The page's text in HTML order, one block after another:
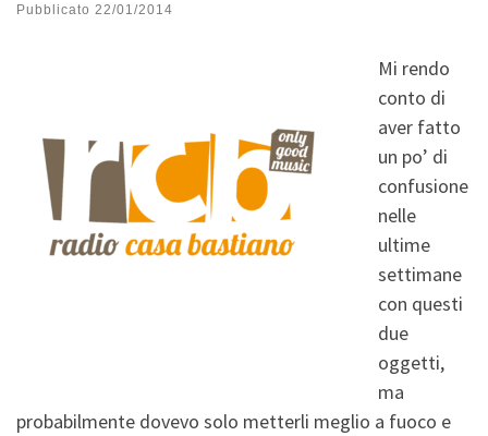
Pubblicato 22/01/2014
Mi rendo
conto di
aver fatto
un po’ di
confusione
nelle
ultime
settimane
con questi
due
oggetti,
ma
probabilmente dovevo solo metterli meglio a fuoco e